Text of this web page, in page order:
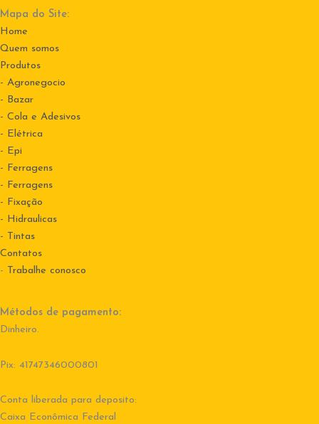
Mapa do Site:
Home
Quem somos
Produtos
- Agronegocio
- Bazar
- Cola e Adesivos
- Elétrica
- Epi
- Ferragens
- Ferragens
- Fixação
- Hidraulicas
- Tintas
Contatos
- Trabalhe conosco
Métodos de pagamento:
Dinheiro.
Pix: 41747346000801
Conta liberada para deposito:
Caixa Econômica Federal